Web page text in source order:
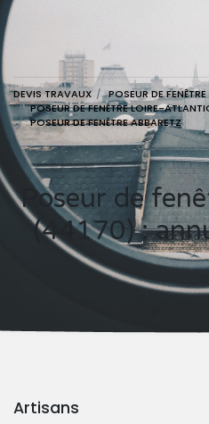
DEVIS TRAVAUX
POSEUR DE
POSEUR DE FENÊTRE LOIRE-
POSEUR DE FENÊTRE ABBARETZ
Poseur de fenêtre à abbaretz
(44170) :
Artisans